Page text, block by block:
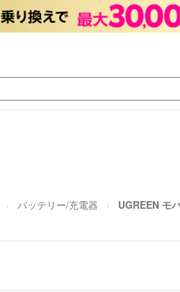
バッテリー/充電器 UGREEN モ